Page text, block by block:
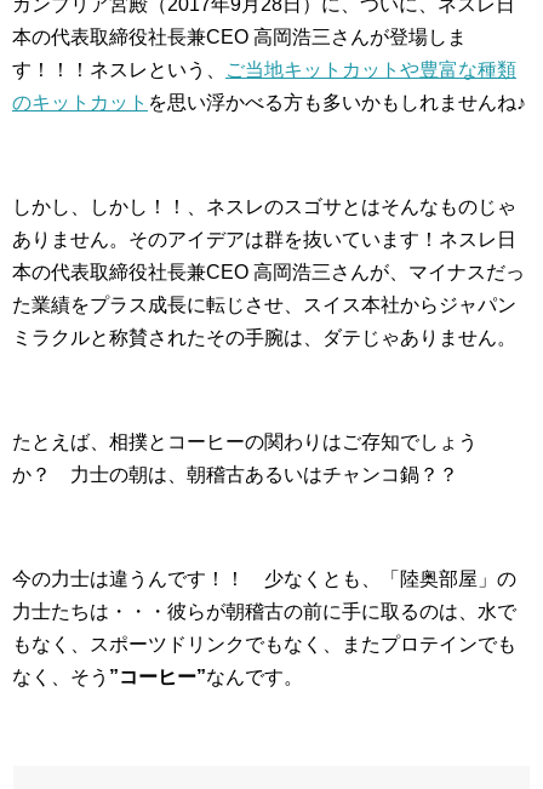
カンブリア宮殿（2017年9月28日）に、ついに、ネスレ日
本の代表取締役社長兼CEO 高岡浩三さんが登場しま
す！！！ネスレという、
ご当地キットカットや豊富な種類
のキットカット を思い浮かべる方も多いかもしれませんね♪
しかし、しかし！！、ネスレのスゴサとはそんなものじゃ
ありません。そのアイデアは群を抜いています！ネスレ日
本の代表取締役社長兼CEO 高岡浩三さんが、マイナスだっ
た業績をプラス成長に転じさせ、スイス本社からジャパン
ミラクルと称賛されたその手腕は、ダテじゃありません。
たとえば、相撲とコーヒーの関わりはご存知でしょう
か？ 力士の朝は、朝稽古あるいはチャンコ鍋？？
今の力士は違うんです！！ 少なくとも、「陸奥部屋」の
力士たちは・・・彼らが朝稽古の前に手に取るのは、水で
もなく、スポーツドリンクでもなく、またプロテインでも
なく、そう ”コーヒー”なんです。